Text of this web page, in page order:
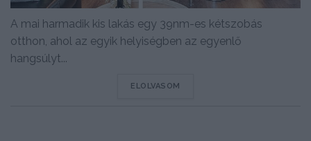
A mai harmadik kis lakás egy 39nm-es kétszobás
otthon, ahol az egyik helyiségben az egyenlő
hangsúlyt...
ELOLVASOM